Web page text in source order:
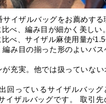
サイザルバッグをお薦めする
べ、編み目が細かく美しい
べ、サイザル麻使用量が
み目の揃った形のよいバス
充実。他では扱っていない
回っているサイザルバッグ
イザルバッグです。 取引先